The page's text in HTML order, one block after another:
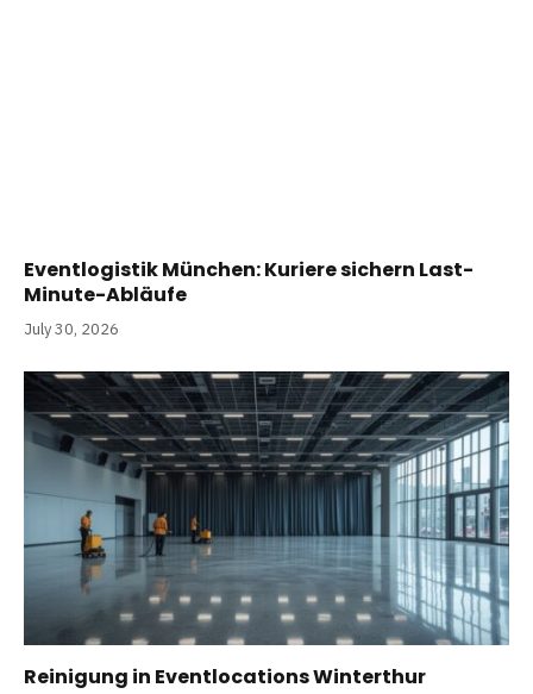
Eventlogistik München: Kuriere sichern Last-
Minute-Abläufe
July 30, 2026
Reinigung in Eventlocations Winterthur